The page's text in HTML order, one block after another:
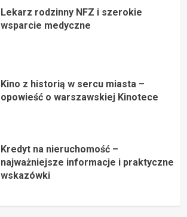
Lekarz rodzinny NFZ i szerokie
wsparcie medyczne
Kino z historią w sercu miasta –
opowieść o warszawskiej Kinotece
Kredyt na nieruchomość –
najważniejsze informacje i praktyczne
wskazówki